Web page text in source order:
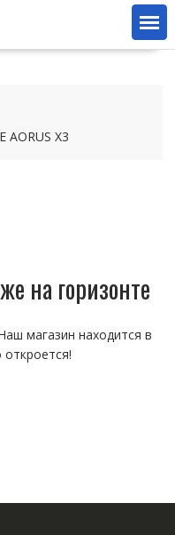
AORUS X3
на горизонте
магазин находится в
откроется!